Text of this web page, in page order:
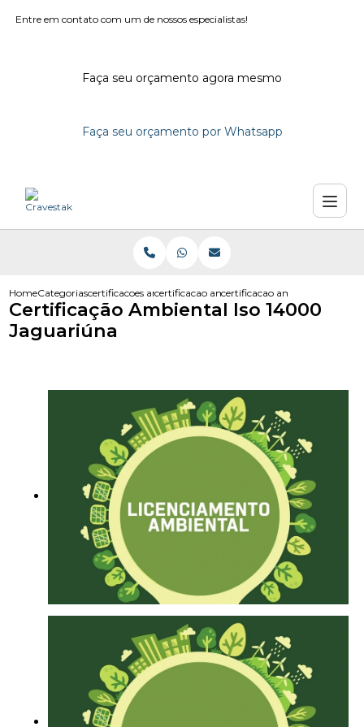
Entre em contato com um de nossos especialistas!
Faça seu orçamento agora mesmo
Faça seu orçamento por Whatsapp
HomeCategoriascertificacoes ambientaiscertificacao ambiental em sao paulo
certificacao ambiental iso
Certificação Ambiental Iso 14000
Jaguariúna